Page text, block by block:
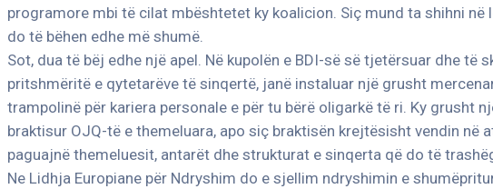
programore mbi të cilat mbështetet ky koalicion. Siç mund ta shihni
do të bëhen edhe më shumë.
Sot, dua të bëj edhe një apel. Në kupolën e BDI-së së tjetërsuar dhe
pritshmëritë e qytetarëve të sinqertë, janë instaluar një grusht
trampolinë për kariera personale e për tu bërë oligarkë të ri. Ky grusht
braktisur OJQ-të e themeluara, apo siç braktisën krejtësisht vendin në
paguajnë themeluesit, antarët dhe strukturat e sinqerta që do të
Ne Lidhja Europiane për Ndryshim do e sjellim ndryshimin e